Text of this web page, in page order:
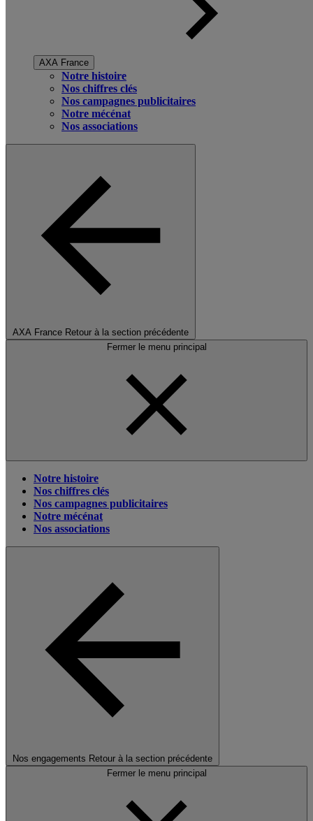
AXA France
Notre histoire
Nos chiffres clés
Nos campagnes publicitaires
Notre mécénat
Nos associations
AXA France Retour à la section précédente
Fermer le menu principal
Notre histoire
Nos chiffres clés
Nos campagnes publicitaires
Notre mécénat
Nos associations
Nos engagements Retour à la section précédente
Fermer le menu principal